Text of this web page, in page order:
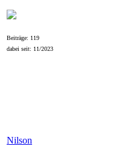
Beiträge: 119
dabei seit: 11/2023
Nilson